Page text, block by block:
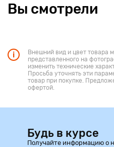
Вы смотрели
Внешний вид и цвет товара
представленного на
изменить технические
Просьба уточнять эти
товар при покупке.
офертой.
Будь в курсе
Получайте информацию о